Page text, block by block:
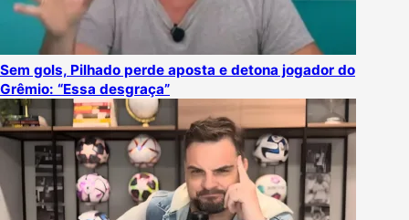
Sem gols, Pilhado perde aposta e detona jogador do
Grêmio: “Essa desgraça”